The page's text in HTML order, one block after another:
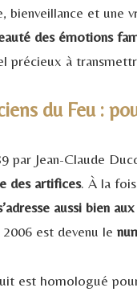
bienveillance et une
des émotions
précieux à
du Feu :
par Jean-Claude
des artifices. À la fois
aussi bien
est devenu le
est homologué